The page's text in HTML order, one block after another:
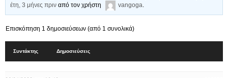
έτη, 3 μήνες πριν από τον χρήστη vangoga.
Επισκόπηση 1 δημοσιεύσεων (από 1 συνολικά)
Συντάκτης Δημοσιεύσεις